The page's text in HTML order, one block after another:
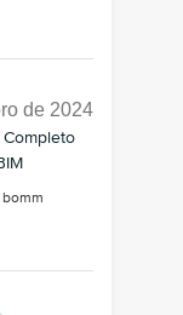
de 2024